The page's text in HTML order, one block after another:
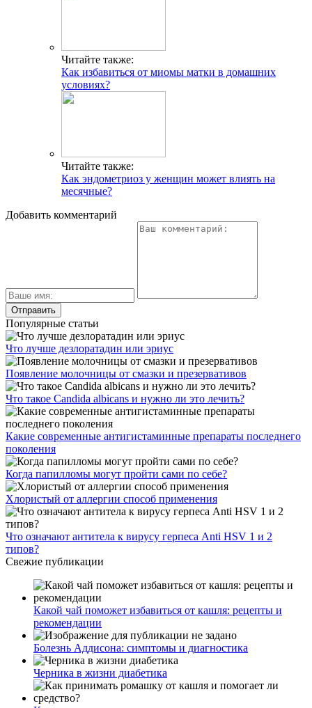
Читайте также:
Как избавиться от миомы матки в домашних
условиях?
Читайте также:
Как эндометриоз у женщин может влиять на
месячные?
Добавить комментарий
Популярные статьи
Что лучше дезлоратадин или эриус
Появление молочницы от смазки и презервативов
Что такое Candida albicans и нужно ли это лечить?
Какие современные антигистаминные препараты последнего
поколения
Когда папилломы могут пройти сами по себе?
Хлористый от аллергии способ применения
Что означают антитела к вирусу герпеса Anti HSV 1 и 2
типов?
Свежие публикации
Какой чай поможет избавиться от кашля: рецепты и
рекомендации
Болезнь Аддисона: симптомы и диагностика
Черника в жизни диабетика